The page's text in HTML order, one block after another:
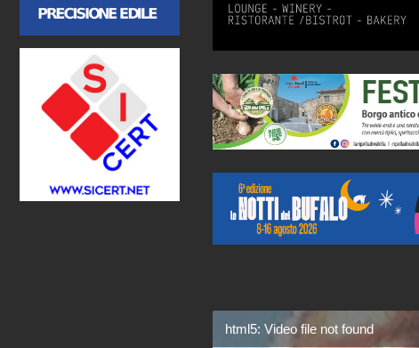
html5: Video file not found